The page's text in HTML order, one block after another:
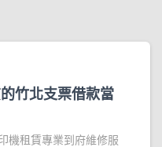
竹北支票借款當
機租賃專業到府維修服